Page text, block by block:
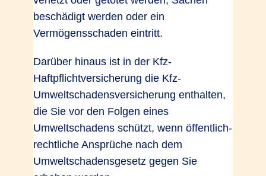
beschädigt werden oder ein
Vermögensschaden eintritt.
Darüber hinaus ist in der Kfz-
Haftpflichtversicherung die Kfz-
Umweltschadensversicherung enthalten,
die Sie vor den Folgen eines
Umweltschadens schützt, wenn öffentlich-
rechtliche Ansprüche nach dem
Umweltschadensgesetz gegen Sie